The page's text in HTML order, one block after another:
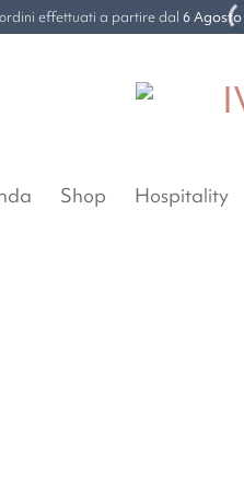
effettuati a partire dal 6 Agosto
Shop Hospitality